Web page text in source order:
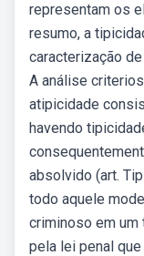
representam os
resumo, a
caracterização
A análise
atipicidade
havendo
absolvido (art.
todo aquele
criminoso em
pela lei penal